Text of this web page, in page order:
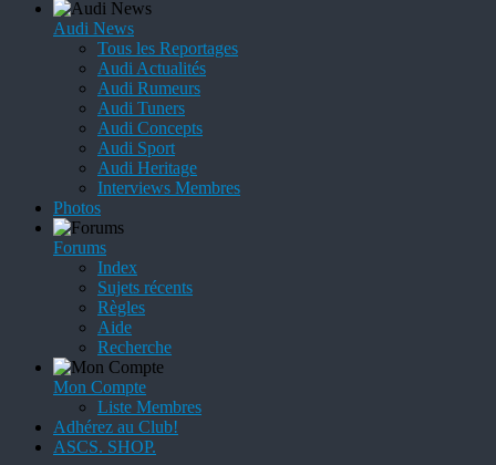
Audi News
Tous les Reportages
Audi Actualités
Audi Rumeurs
Audi Tuners
Audi Concepts
Audi Sport
Audi Heritage
Interviews Membres
Photos
Forums
Index
Sujets récents
Règles
Aide
Recherche
Mon Compte
Liste Membres
Adhérez au Club!
ASCS. SHOP.